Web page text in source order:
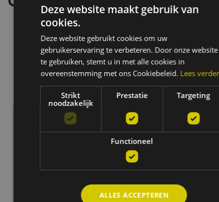
Deze website maakt gebruik van
cookies.
Deze website gebruikt cookies om uw
gebruikerservaring te verbeteren. Door onze website
te gebruiken, stemt u in met alle cookies in
overeenstemming met ons Cookiebeleid. Lees verder
Strikt
noodzakelijk
Prestatie Targeting
Functioneel
ALLES ACCEPTEREN